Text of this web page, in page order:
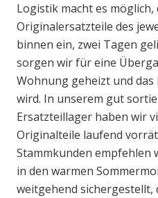
Logistik macht es
Originalersatzteile des
binnen ein, zwei Tagen
sorgen wir für eine
Wohnung geheizt und
wird. In unserem gut
Ersatzteillager haben wir
Originalteile laufend
Stammkunden empfehlen
in den warmen
weitgehend sichergestellt,